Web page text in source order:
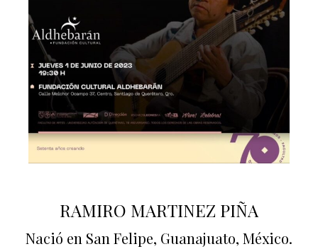
RAMIRO MARTINEZ PIÑA
Nació en San Felipe, Guanajuato, México.